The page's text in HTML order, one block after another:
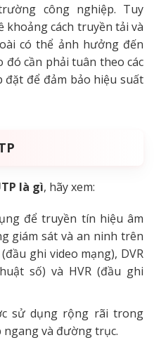
công nghiệp. Tuy
khoảng cách truyền tải và
có thể ảnh hưởng đến
cần phải tuân theo các
đặt để đảm bảo hiệu suất
là gì, hãy xem:
để truyền tín hiệu âm
giám sát và an ninh trên
ghi video mạng), DVR
số) và HVR (đầu ghi
sử dụng rộng rãi trong
ngang và đường trục.